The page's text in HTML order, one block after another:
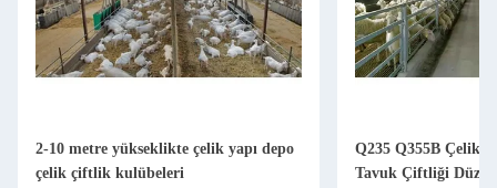
2-10 metre yükseklikte çelik yapı depo
çelik çiftlik kulübeleri
Q235 Q355B Çelik
Tavuk Çiftliği